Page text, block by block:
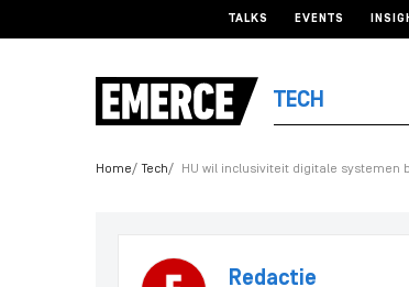
TALKS EVENTS
TECH
Home Tech HU wil inclusiviteit digitale systemen
Redactie